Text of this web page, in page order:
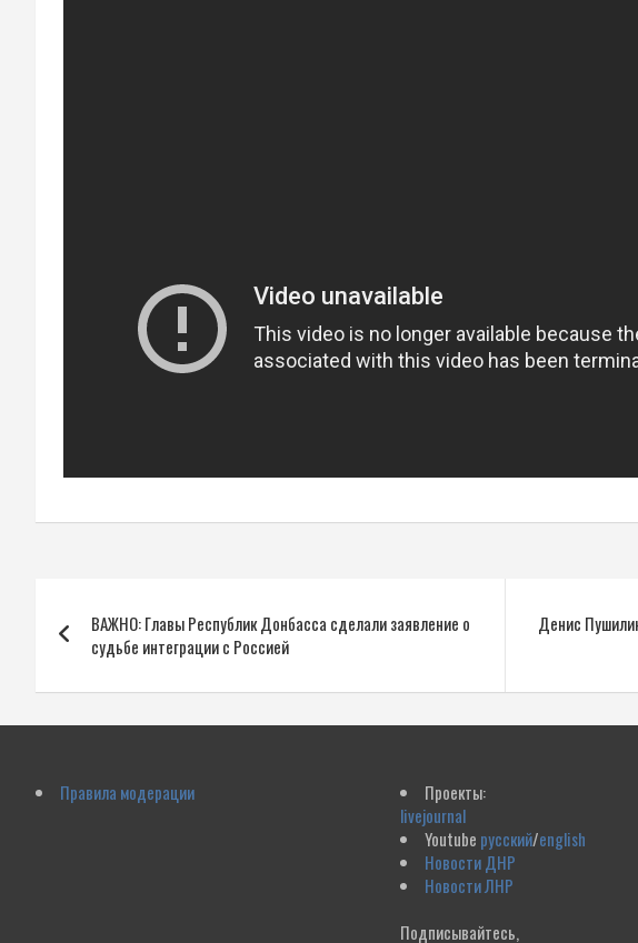
по
записям
ВАЖНО: Главы Республик Донбасса сделали заявление о
судьбе интеграции с Россией
Денис
Правила модерации
Проекты:
livejournal
Youtube русский/english
Новости ДНР
Новости ЛНР
Подписывайтесь,